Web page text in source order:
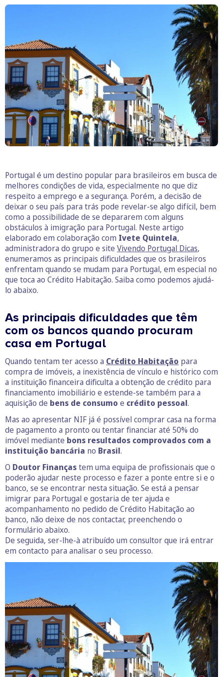
Portugal é um destino popular para brasileiros em busca de
melhores condições de vida, especialmente no que diz
respeito a emprego e a segurança. Porém, a decisão de
deixar o seu país para trás pode revelar-se algo difícil, bem
como a possibilidade de se depararem com alguns
obstáculos à imigração para Portugal. Neste artigo
elaborado em colaboração com Ivete Quintela,
administradora do grupo e site Vivendo Portugal Dicas,
enumeramos as principais dificuldades que os brasileiros
enfrentam quando se mudam para Portugal, em especial no
que toca ao Crédito Habitação. Saiba como podemos ajudá-
lo abaixo.
As principais dificuldades que têm
com os bancos quando procuram
casa em Portugal
Quando tentam ter acesso a Crédito Habitação para
compra de imóveis, a inexistência de vínculo e histórico com
a instituição financeira dificulta a obtenção de crédito para
financiamento imobiliário e estende-se também para a
aquisição de bens de consumo e crédito pessoal.
Mas ao apresentar NIF já é possível comprar casa na forma
de pagamento a pronto ou tentar financiar até 50% do
imóvel mediante bons resultados comprovados com a
instituição bancária no Brasil.
O Doutor Finançastem uma equipa de profissionais que o
poderão ajudar neste processo e fazer a ponte entre si e o
banco, se se encontrar nesta situação. Se está a pensar
imigrar para Portugal e gostaria de ter ajuda e
acompanhamento no pedido de Crédito Habitação ao
banco, não deixe de nos contactar, preenchendo o
formulário abaixo.
De seguida, ser-lhe-à atribuído um consultor que irá entrar
em contacto para analisar o seu processo.